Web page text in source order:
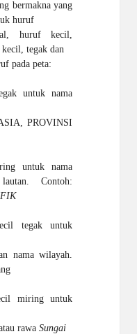
bermakna yang
huruf
huruf kecil,
tegak dan
pada peta:
untuk nama
PROVINSI
untuk nama
Contoh:
tegak untuk
nama wilayah.
miring untuk
rawa Sungai